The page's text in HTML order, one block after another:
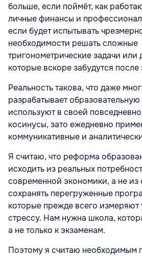
больше, если поймёт, как
личные финансы и
если будет испытывать
необходимости решать сложные
тригонометрические задачи или
которые вскоре забудутся после
Реальность такова, что даже
разрабатывает образовательную
используют в своей
косинусы, зато ежедневно
коммуникативные и
Я считаю, что реформа
исходить из реальных
современной экономики, а не из
сохранять перегруженные
которые прежде всего измеряют
стрессу. Нам нужна школа,
а не только к экзаменам.
Поэтому я считаю необходимым